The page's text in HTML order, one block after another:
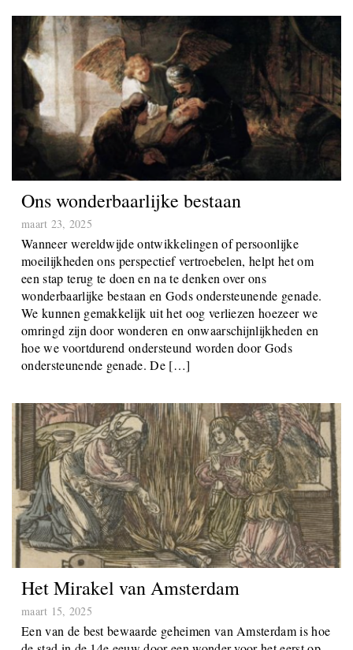
Ons wonderbaarlijke bestaan
maart 23, 2025
Wanneer wereldwijde ontwikkelingen of persoonlijke
moeilijkheden ons perspectief vertroebelen, helpt het om
een stap terug te doen en na te denken over ons
wonderbaarlijke bestaan en Gods ondersteunende genade.
We kunnen gemakkelijk uit het oog verliezen hoezeer we
omringd zijn door wonderen en onwaarschijnlijkheden en
hoe we voortdurend ondersteund worden door Gods
Het Mirakel van Amsterdam
maart 15, 2025